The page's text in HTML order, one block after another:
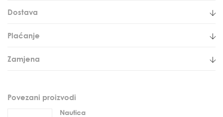
Dostava
Plaćanje
Zamjena
Povezani proizvodi
Nautica